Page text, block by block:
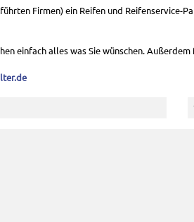
Firmen) ein Reifen und Reifenservice-
einfach alles was Sie wünschen.